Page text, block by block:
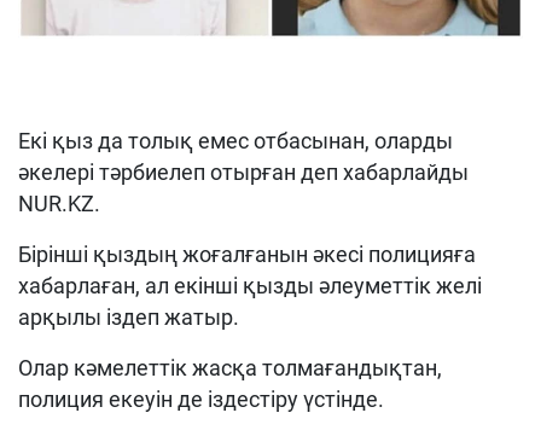
Екі қыз да толық емес отбасынан, оларды
әкелері тәрбиелеп отырған деп хабарлайды
NUR.KZ.
Бірінші қыздың жоғалғанын әкесі полицияға
хабарлаған, ал екінші қызды әлеуметтік желі
арқылы іздеп жатыр.
Олар кәмелеттік жасқа толмағандықтан,
полиция екеуін де іздестіру үстінде.